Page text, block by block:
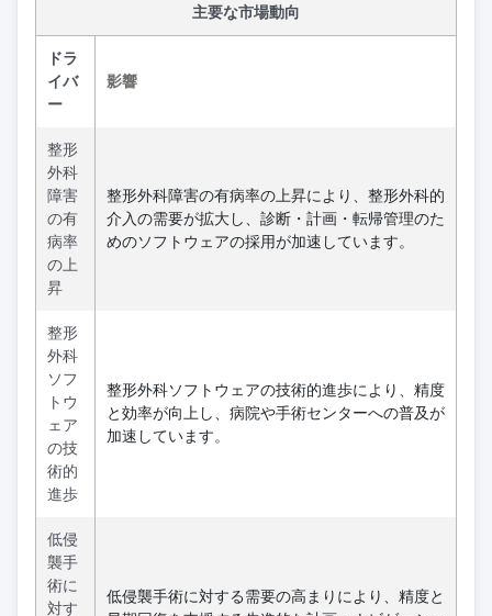
主要な市場動向
ドラ
イバ
ー
影響
整形
外科
障害
の有
病率
の上
昇
整形外科障害の有病率の上昇により、整形外科的
介入の需要が拡大し、診断・計画・転帰管理のた
めのソフトウェアの採用が加速しています。
整形
外科
ソフ
トウ
ェア
の技
術的
進歩
整形外科ソフトウェアの技術的進歩により、精度
と効率が向上し、病院や手術センターへの普及が
加速しています。
低侵
襲手
術に
対す
低侵襲手術に対する需要の高まりにより、精度と